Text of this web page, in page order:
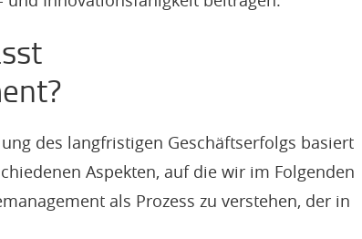
des langfristigen Geschäftserfolgs basiert
Aspekten, auf die wir im Folgenden
als Prozess zu verstehen, der in